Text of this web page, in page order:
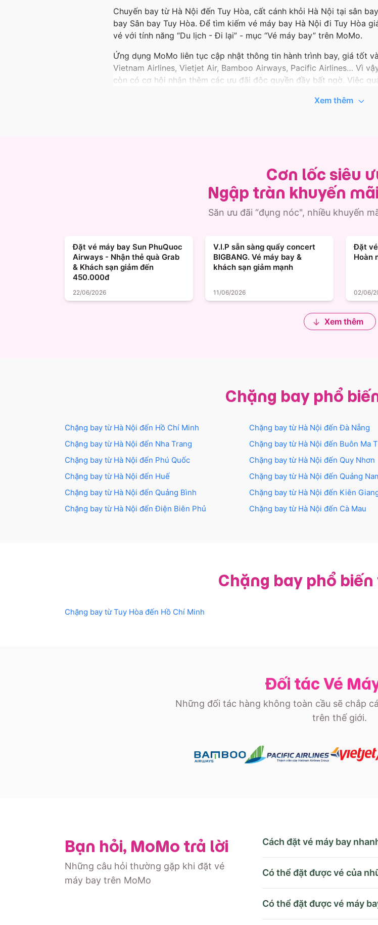
Chuyến bay từ Hà Nội đến Tuy Hòa, cất cánh khỏi Hà Nội tại sân
bay Sân bay Tuy Hòa. Để tìm kiếm vé máy bay Hà Nội đi Tuy Hòa
vé với tính năng “Du lịch - Đi lại” - mục “Vé máy bay” trên MoMo.
Ứng dụng MoMo liên tục cập nhật thông tin hành trình bay, giá tốt
Vietnam Airlines, Vietjet Air, Bamboo Airways, Pacific Airlines… Vì
còn có cơ hội nhận thêm các ưu đãi độc quyền đầy bất ngờ. Việc
Xem thêm
Cơn lốc siêu
Ngập tràn khuyến
Săn ưu đãi “đụng nóc", nhiều khuyến
Đặt vé máy bay Sun PhuQuoc
Airways - Nhận thẻ quà Grab
& Khách sạn giảm đến
450.000đ
22/06/2026
V.I.P sẵn sàng quẩy concert
BIGBANG. Vé máy bay &
khách sạn giảm mạnh
11/06/2026
Đặt
Hoàn
02/06/
Xem thêm
Chặng bay phổ
Chặng bay từ Hà Nội đến Hồ Chí Minh Chặng bay từ Hà Nội đếnĐà Nẵng
Chặng bay từ Hà Nội đến Nha Trang Chặng bay từ Hà Nội đến Buôn Ma
Chặng bay từ Hà Nội đến Phú Quốc Chặng bay từ Hà Nội đến Quy Nhơn
Chặng bay từ Hà Nội đến Huế Chặng bay từ Hà Nội đến Quảng
Chặng bay từ Hà Nội đến Quảng Bình Chặng bay từ Hà Nội đến Kiên
Chặng bay từ Hà Nội đếnĐiện Biên Phủ Chặng bay từ Hà Nội đến Cà Mau
Chặng bay phổ biến
Chặng bay từTuy Hòa đến Hồ Chí Minh
Đối tác Vé
Những đối tác hàng không toàn cầu sẽ chắp
trên thế giới.
Bạn hỏi, MoMo trả lời
Những câu hỏi thường gặp khi đặt vé
máy bay trên MoMo
Cách đặt vé máy bay
Có thể đặt được vé của
Có thể đặt được vé máy